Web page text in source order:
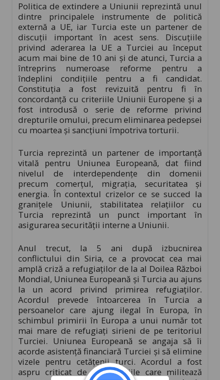
Politica de extindere a Uniunii reprezintă unul
dintre principalele instrumente de politică
externă a UE, iar Turcia este un partener de
discuții important în acest sens. Discuțiile
privind aderarea la UE a Turciei au început
acum mai bine de 10 ani și de atunci, Turcia a
întreprins numeroase reforme pentru a
îndeplini condițiile pentru a fi candidat.
Constituția a fost revizuită pentru fi în
concordanță cu criteriile Uniunii Europene și a
fost introdusă o serie de reforme privind
drepturile omului, precum eliminarea pedepsei
cu moartea și sancțiuni împotriva torturii.
Turcia reprezintă un partener de importanță
vitală pentru Uniunea Europeană, dat fiind
nivelul de interdependențe din domenii
precum comerțul, migrația, securitatea și
energia. În contextul crizelor ce se succed la
granițele Uniunii, stabilitatea relațiilor cu
Turcia reprezintă un punct important în
asigurarea securității interne a Uniunii.
Anul trecut, la 5 ani după izbucnirea
conflictului din Siria, ce a provocat cea mai
amplă criză a refugiaților de la al Doilea Război
Mondial, Uniunea Europeană și Turcia au ajuns
la un acord privind primirea refugiaților.
Acordul prevede întoarcerea în Turcia a
persoanelor care ajung ilegal în Europa, în
schimbul primirii în Europa a unui număr tot
mai mare de refugiați sirieni de pe teritoriul
Turciei. Uniunea Europeană se angaja să îi
acorde asistență financiară Turciei și să elimine
vizele pentru cetățenii turci. Acordul a fost
aspru criticat de organizațiile care militează